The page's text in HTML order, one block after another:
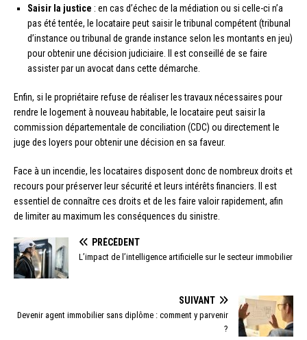
Saisir la justice : en cas d’échec de la médiation ou si celle-ci n’a
pas été tentée, le locataire peut saisir le tribunal compétent (tribunal
d’instance ou tribunal de grande instance selon les montants en jeu)
pour obtenir une décision judiciaire. Il est conseillé de se faire
assister par un avocat dans cette démarche.
Enfin, si le propriétaire refuse de réaliser les travaux nécessaires pour
rendre le logement à nouveau habitable, le locataire peut saisir la
commission départementale de conciliation (CDC) ou directement le
juge des loyers pour obtenir une décision en sa faveur.
Face à un incendie, les locataires disposent donc de nombreux droits et
recours pour préserver leur sécurité et leurs intérêts financiers. Il est
essentiel de connaître ces droits et de les faire valoir rapidement, afin
de limiter au maximum les conséquences du sinistre.
PRÉCÉDENT
L’impact de l’intelligence artificielle sur le secteur immobilier
SUIVANT
Devenir agent immobilier sans diplôme : comment y parvenir
?